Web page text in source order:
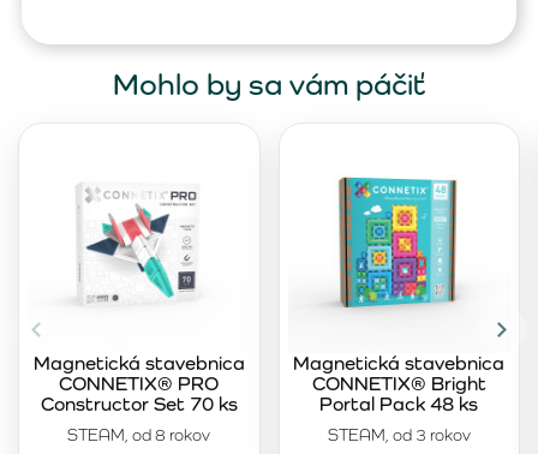
Mohlo by sa vám páčiť
STEAM, od 8 rokov
Magnetická stavebnica
CONNETIX® PRO
Constructor Set 70 ks
STEAM, od 3 rokov
Magnetická stavebnica
CONNETIX® Bright
Portal Pack 48 ks